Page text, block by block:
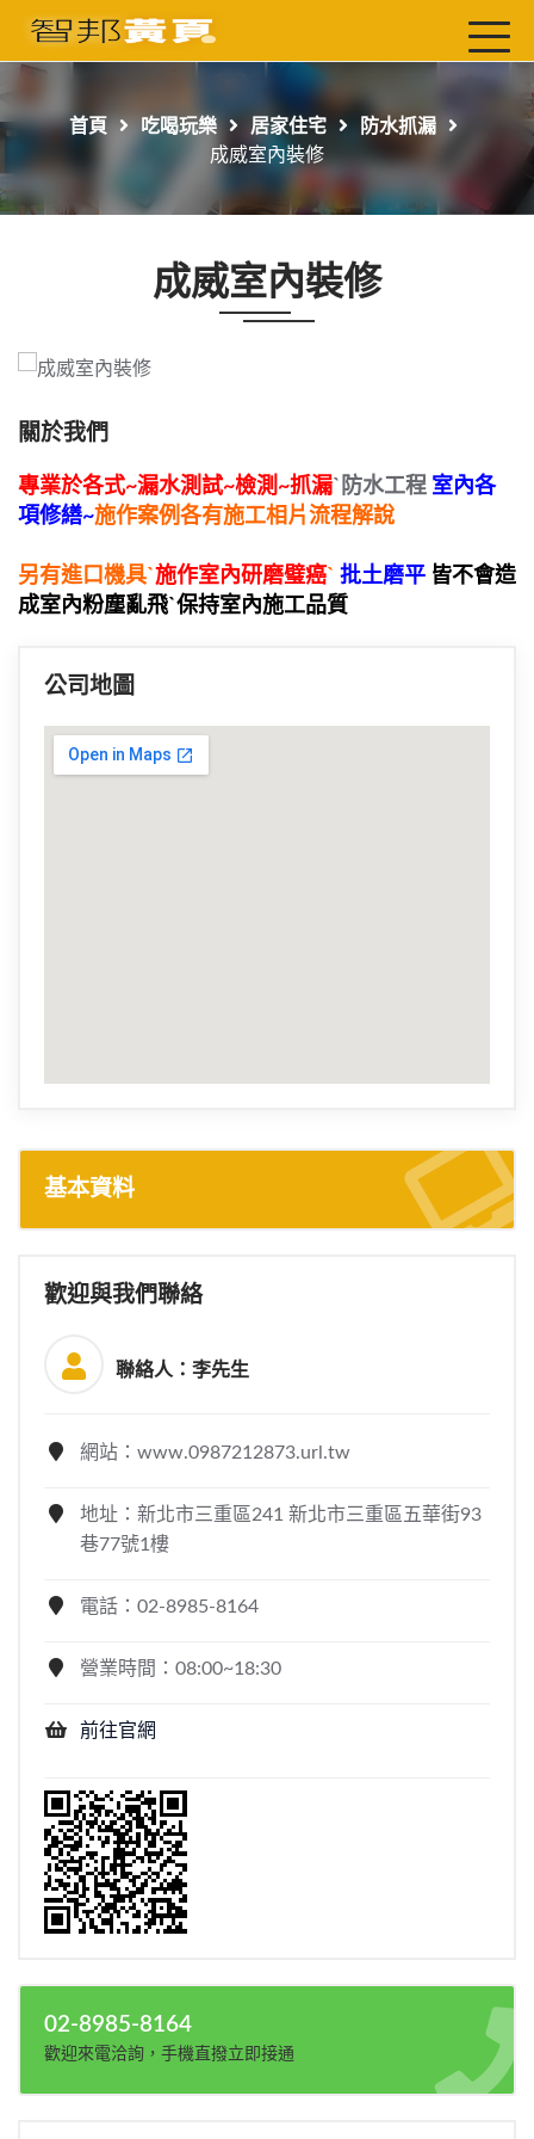
首頁
工商服務
首頁 吃喝玩樂 居家住宅
防水抓漏
成威室內裝修
成威室內裝修
關於我們
專業於各式~漏水測試~檢測~抓漏`防水工程 室內各
項修繕~施作案例各有施工相片流程解說
另有進口機具`施作室內研磨璧癌` 批土磨平 皆不會造
成室內粉塵亂飛`保持室內施工品質
公司地圖
基本資料
歡迎與我們聯絡
聯絡人：李先生
網站：www.0987212873.url.tw
地址：新北市三重區241 新北市三重區五華街93
巷77號1樓
電話：02-8985-8164
營業時間：08:00~18:30
前往官網
02-8985-8164
歡迎來電洽詢，手機直撥立即接通